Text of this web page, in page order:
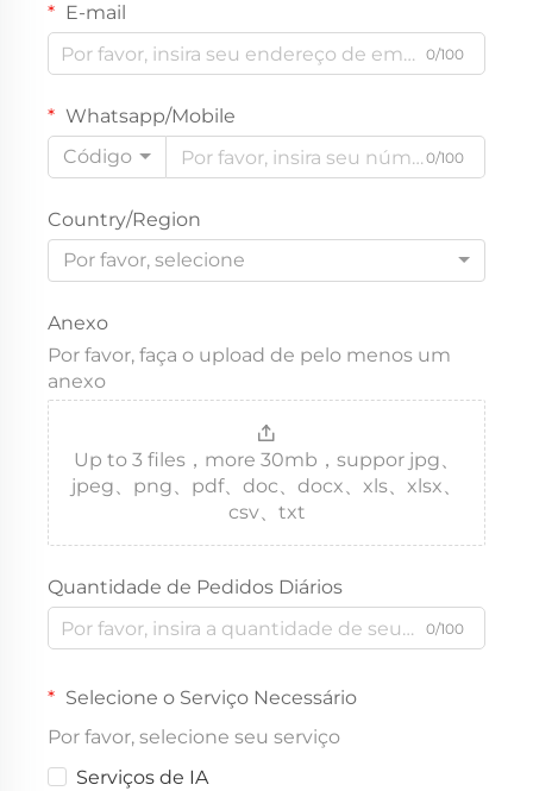
E-mail
0/100
Whatsapp/Mobile
Código
0/100
Country/Region
Por favor, selecione
Anexo
Por favor, faça o upload de pelo menos um
anexo
Up to 3 files，more 30mb，suppor jpg、
jpeg、png、pdf、doc、docx、xls、xlsx、
csv、txt
Quantidade de Pedidos Diários
0/100
Selecione o Serviço Necessário
Por favor, selecione seu serviço
Serviços de IA